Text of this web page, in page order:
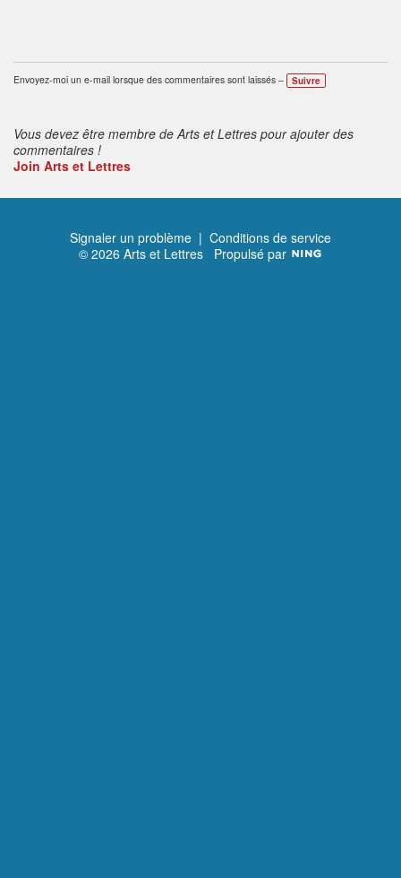
Envoyez-moi un e-mail lorsque des commentaires sont laissés – Suivre
Vous devez être membre de Arts et Lettres pour ajouter des
commentaires !
Join Arts et Lettres
Signaler un problème | Conditions de service
© 2026 Arts et Lettres Propulsé par